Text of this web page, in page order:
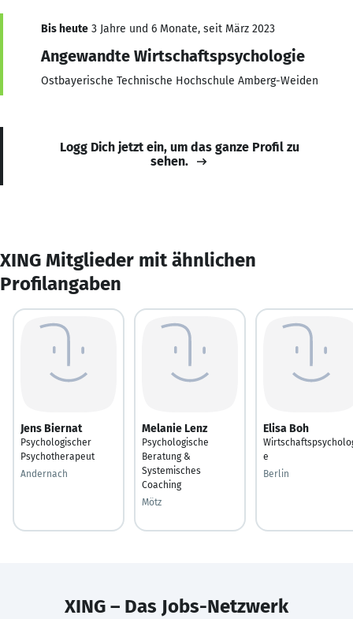
Bis heute 3 Jahre und 6 Monate, seit März 2023
Angewandte Wirtschaftspsychologie
Ostbayerische Technische Hochschule Amberg-Weiden
Logg Dich jetzt ein, um das ganze Profil zu
sehen.
XING Mitglieder mit ähnlichen
Profilangaben
Jens Biernat
Psychologischer
Psychotherapeut
Andernach
Melanie Lenz
Psychologische
Beratung &
Systemisches
Coaching
Mötz
Elisa Boh
e
Berlin
XING – Das Jobs-Netzwerk